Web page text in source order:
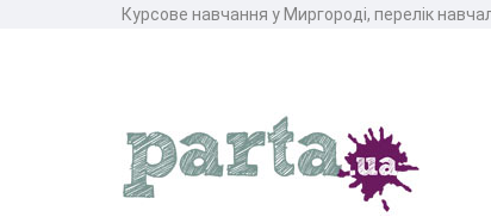
Курсове навчання у Миргороді, перелік